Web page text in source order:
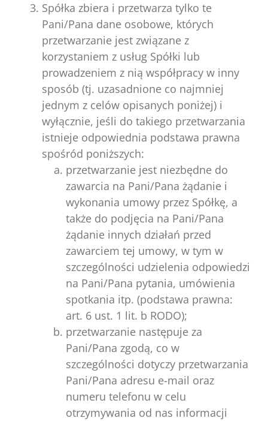
Spółka zbiera i przetwarza tylko te
Pani/Pana dane osobowe, których
przetwarzanie jest związane z
korzystaniem z usług Spółki lub
prowadzeniem z nią współpracy w inny
sposób (tj. uzasadnione co najmniej
jednym z celów opisanych poniżej) i
wyłącznie, jeśli do takiego przetwarzania
istnieje odpowiednia podstawa prawna
spośród poniższych:
przetwarzanie jest niezbędne do
zawarcia na Pani/Pana żądanie i
wykonania umowy przez Spółkę, a
także do podjęcia na Pani/Pana
żądanie innych działań przed
zawarciem tej umowy, w tym w
szczególności udzielenia odpowiedzi
na Pani/Pana pytania, umówienia
spotkania itp. (podstawa prawna:
art. 6 ust. 1 lit. b RODO);
przetwarzanie następuje za
Pani/Pana zgodą, co w
szczególności dotyczy przetwarzania
Pani/Pana adresu e-mail oraz
numeru telefonu w celu
otrzymywania od nas informacji